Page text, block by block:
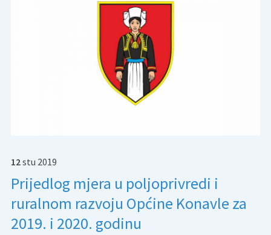
12stu 2019
Prijedlog mjera u poljoprivredi i
ruralnom razvoju Općine Konavle za
2019. i 2020. godinu